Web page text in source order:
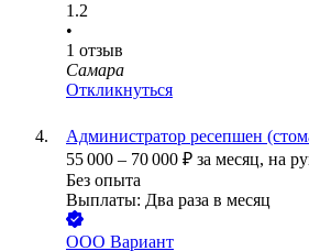
1.2
•
1 отзыв
Самара
Откликнуться
Администратор ресепшен
55 000 – 70 000 ₽ за месяц, на
Без опыта
Выплаты: Два раза в месяц
ООО Вариант